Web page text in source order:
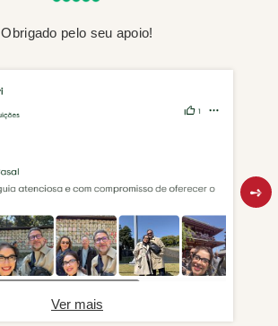
Obrigado pelo seu apoio!
Ver mais